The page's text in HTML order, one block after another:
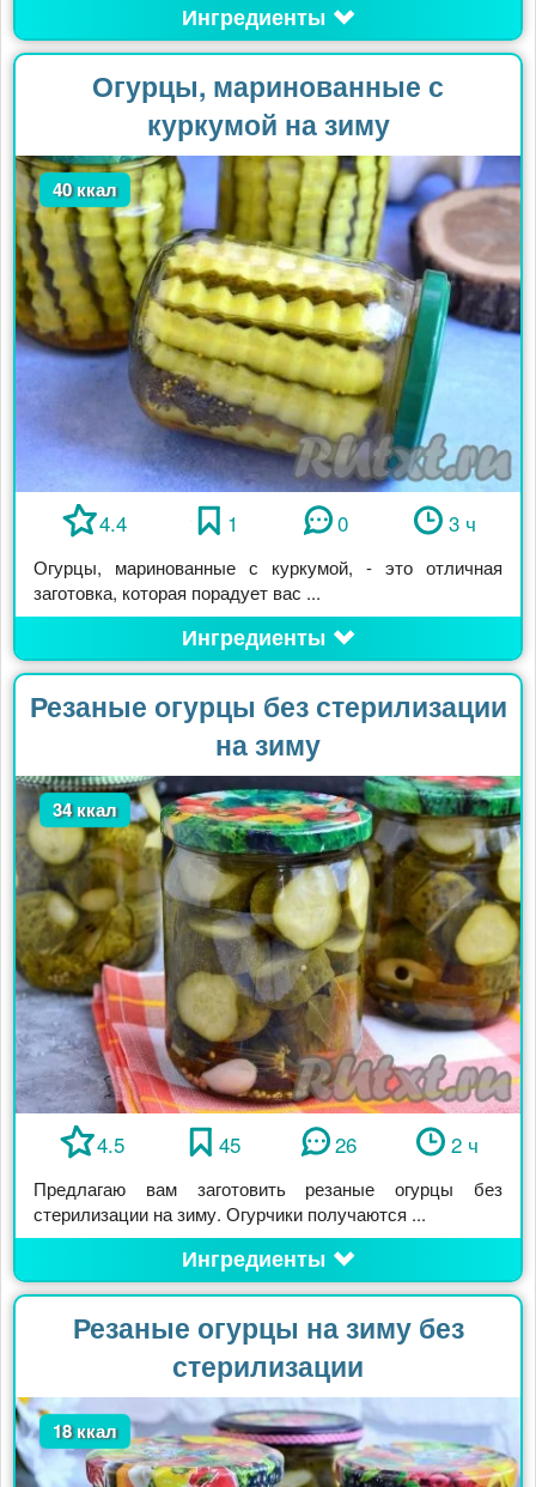
Ингредиенты
Огурцы, маринованные с
куркумой на зиму
40 ккал
4.4 1 0 3 ч
Огурцы, маринованные с куркумой, - ​​​​​это отличная
заготовка, которая порадует вас ...
Ингредиенты
Резаные огурцы без стерилизации
на зиму
34 ккал
4.5 45 26 2 ч
Предлагаю вам заготовить резаные огурцы без
стерилизации на зиму. Огурчики получаются ...
Ингредиенты
Резаные огурцы на зиму без
стерилизации
18 ккал